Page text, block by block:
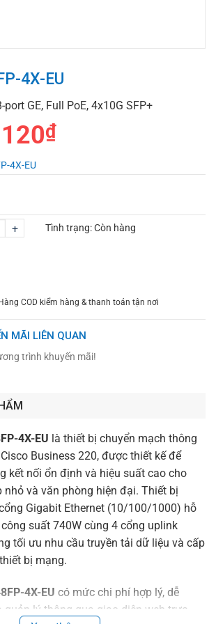
4X-EU
GE, Full PoE, 4x10G SFP+
₫
4X-EU
+ Tình trạng:Còn hàng
COD kiểm hàng & thanh toán tận nơi
MÃI LIÊN QUAN
trình khuyến mãi!
4X-EU là thiết bị chuyển mạch thông
Business 220, được thiết kế để
kết nối ổn định và hiệu suất cao cho
nhỏ và văn phòng hiện đại. Thiết bị
Gigabit Ethernet (10/100/1000) hỗ
suất 740W cùng 4 cổng uplink
tối ưu nhu cầu truyền tải dữ liệu và cấp
bị mạng.
4X-EU có mức chi phí hợp lý, dễ
quản lý thông qua giao diện web trực